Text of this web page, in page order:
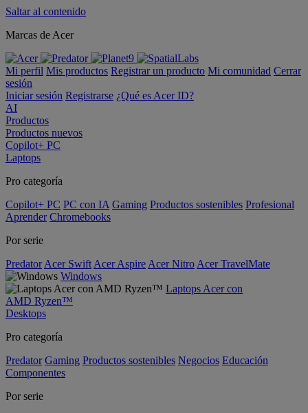
Saltar al contenido
Marcas de Acer
Mi perfil Mis productos Registrar un producto Mi comunidad Cerrar
sesión
Iniciar sesión Registrarse ¿Qué es Acer ID?
AI
Productos
Productos nuevos
Copilot+ PC
Laptops
Pro categoría
Copilot+ PC PC con IA Gaming Productos sostenibles Profesional
Aprender Chromebooks
Por serie
Predator Acer Swift Acer Aspire Acer Nitro Acer TravelMate
Windows
Laptops Acer con
AMD Ryzen™
Desktops
Pro categoría
Predator Gaming Productos sostenibles Negocios Educación
Componentes
Por serie